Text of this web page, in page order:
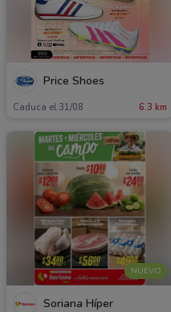
Price Shoes
Caduca el 31/08 6.3 km
NUEVO
Soriana Híper